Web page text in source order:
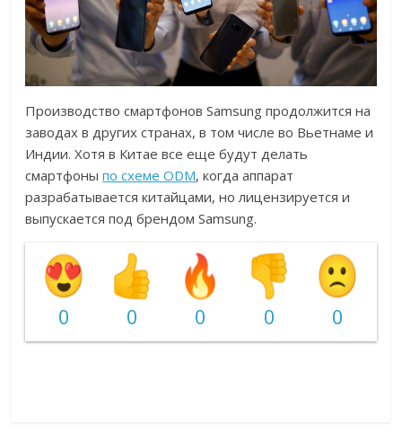
Производство смартфонов Samsung продолжится на
заводах в других странах, в том числе во Вьетнаме и
Индии. Хотя в Китае все еще будут делать
смартфоныпо схеме ODM, когда аппарат
разрабатывается китайцами, но лицензируется и
выпускается под брендом Samsung.
0 0 0 0 0